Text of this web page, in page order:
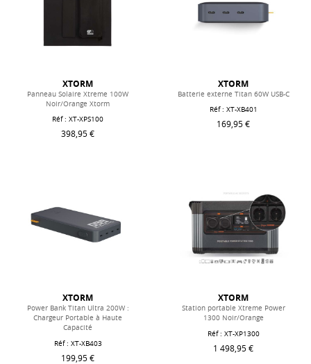
XTORM
Panneau Solaire Xtreme 100W
Noir/Orange Xtorm
Réf : XT-XPS100
398,95 €
XTORM
Batterie externe Titan 60W USB-C
Réf : XT-XB401
169,95 €
XTORM
Power Bank Titan Ultra 200W :
Chargeur Portable à Haute
Capacité
Réf : XT-XB403
199,95 €
XTORM
Station portable Xtreme Power
1300 Noir/Orange
Réf : XT-XP1300
1 498,95 €